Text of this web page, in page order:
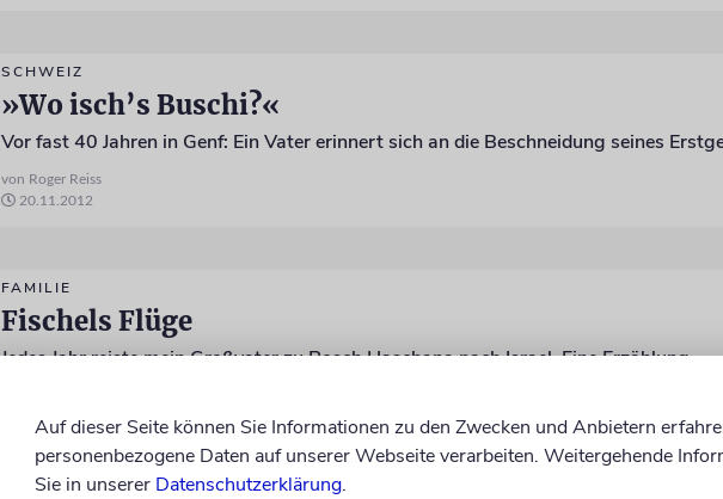
SCHWEIZ
»Wo isch’s Buschi?«
Vor fast 40 Jahren in Genf: Ein Vater erinnert sich an die Beschneidung seines
von Roger Reiss
20.11.2012
FAMILIE
Fischels Flüge
Jedes Jahr reiste mein Großvater zu Rosch Haschana nach Israel. Eine Erzählung
Auf dieser Seite können Sie Informationen zu den Zwecken und Anbietern
personenbezogene Daten auf unserer Webseite verarbeiten. Weitergehende
Sie in unserer Datenschutzerklärung.